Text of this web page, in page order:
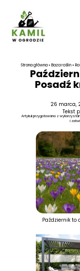
Strona główna»Baza roślin»
Posadź
26 marca,
Tekst
Artykuł przygotowano z
i
Październik to